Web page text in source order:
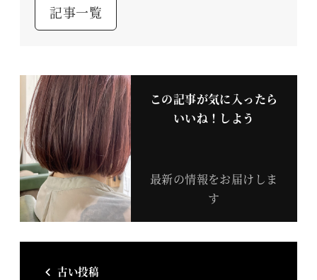
記事一覧
この記事が気に入ったら
いいね！しよう
最新の情報をお届けしま
す
古い投稿